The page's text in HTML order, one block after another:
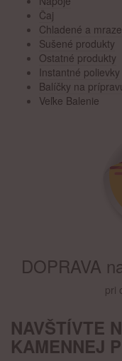
Čaj
Chladené a
Sušené produkty
Ostatné produkty
Instantné polievky
Balíčky na
Veľke Balenie
DOPRAVA
pri
NAVŠTÍVTE
KAMENNEJ